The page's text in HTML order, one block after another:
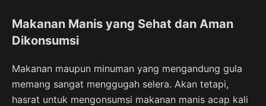
Makanan Manis yang Sehat dan Aman
Dikonsumsi
Makanan maupun minuman yang mengandung gula
memang sangat menggugah selera. Akan tetapi,
hasrat untuk mengonsumsi makanan manis acap kali